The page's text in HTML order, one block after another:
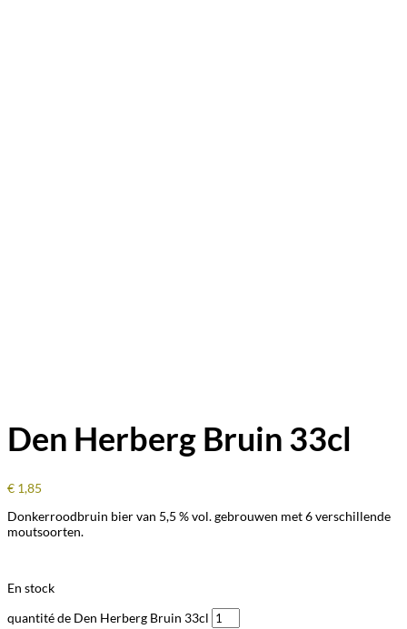
Den Herberg Bruin 33cl
€ 1,85
Donkerroodbruin bier van 5,5 % vol. gebrouwen met 6 verschillende
moutsoorten.
En stock
quantité de Den Herberg Bruin 33cl